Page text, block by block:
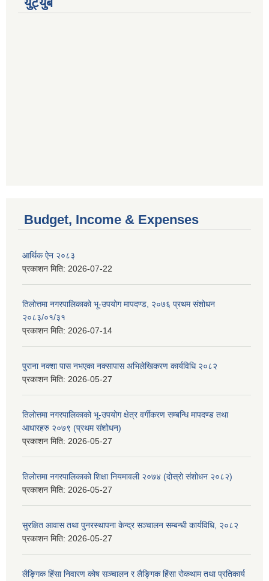
Budget, Income & Expenses
आर्थिक ऐन २०८३
प्रकाशन मिति: 2026-07-22
तिलोत्तमा नगरपालिकाको भू-उपयोग मापदण्ड, २०७६ प्रथम संशोधन
२०८३/०१/३१
प्रकाशन मिति: 2026-07-14
पुराना नक्शा पास नभएका नक्सापास अभिलेखिकरण कार्यविधि २०८२
प्रकाशन मिति: 2026-05-27
तिलोत्तमा नगरपालिकाको भू-उपयोग क्षेत्र वर्गीकरण सम्बन्धि मापदण्ड तथा
आधारहरु २०७९ (प्रथम संशोधन)
प्रकाशन मिति: 2026-05-27
तिलोत्तमा नगरपालिकाको शिक्षा नियमावली २०७४ (दोस्रो संशोधन २०८२)
प्रकाशन मिति: 2026-05-27
सुरक्षित आवास तथा पुनरस्थापना केन्द्र सञ्चालन सम्बन्धी कार्यविधि, २०८२
प्रकाशन मिति: 2026-05-27
लैङ्गिक हिंसा निवारण कोष सञ्चालन र लैङ्गिक हिंसा रोकथाम तथा प्रतिकार्य